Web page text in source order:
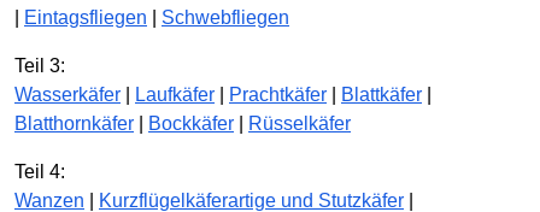
Eintagsfliegen Schwebfliegen
Teil 3:
Wasserkäfer
Laufkäfer Prachtkäfer Blattkäfer
Blatthornkäfer
Bockkäfer Rüsselkäfer
Teil 4:
Wanzen
Kurzflügelkäfer­artige und Stutzkäfer